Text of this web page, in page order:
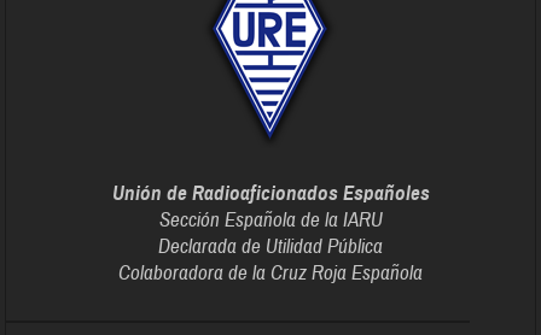
Unión de Radioaficionados Españoles
Sección Española de la IARU
Declarada de Utilidad Pública
Colaboradora de la Cruz Roja Española